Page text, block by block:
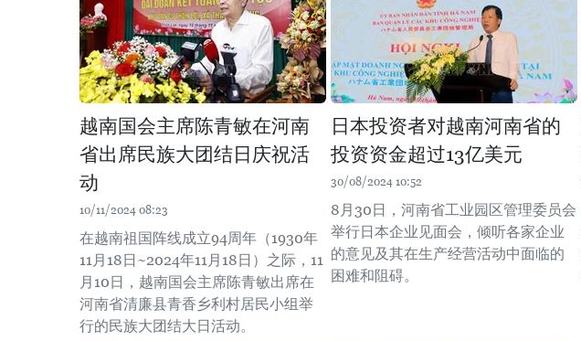
越南国会主席陈青敏在河南
省出席民族大团结日庆祝活
动
10/11/2024 08:23
在越南祖国阵线成立94周年（1930年
11月18日~2024年11月18日）之际，11
月10日，越南国会主席陈青敏出席在
河南省清廉县青香乡利村居民小组举
行的民族大团结大日活动。
日本投资者对越南河南省的
投资资金超过13亿美元
30/08/2024 10:52
8月30日，河南省工业园区管理委员会
举行日本企业见面会，倾听各家企业
的意见及其在生产经营活动中面临的
困难和阻碍。 ​